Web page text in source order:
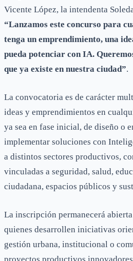
Vicente López, la intendenta
“Lanzamos este concurso para
tenga un emprendimiento, una
pueda potenciar con IA.
que ya existe en nuestra ciudad”.
La convocatoria es de carácter
ideas y emprendimientos en
ya sea en fase inicial, de diseño o
implementar soluciones con
a distintos sectores productivos,
vinculadas a seguridad, salud,
ciudadana, espacios públicos y
La inscripción permanecerá
quienes desarrollen iniciativas
gestión urbana, institucional o